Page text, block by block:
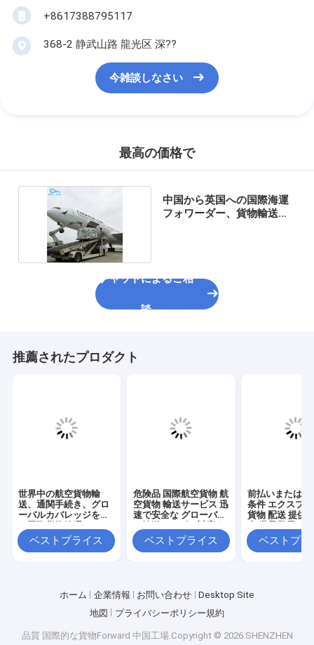
+8617388795117
368-2 静武山路 龍光区 深??
今雑談しなさい
最高の価格で
中国から英国への国際海運
フォワーダー、貨物輸送を
チャットによるご相
談
推薦されたプロダクト
世界中の航空貨物輸
送、通関手続き、グロ
ーバルカバレッジを含
ベストプライス
危険品 国際航空貨物 航
空貨物 輸送サービス 迅
速で安全な グローバル
るソリューション
ベストプライス
前払いまたは回
条件 エクスプ
貨物 配送 提供
航空貨物 サー
ベストプラ
ホーム 企業情報 お問い合わせ
Desktop Site
地図
プライバシーポリシー規約
品質 国際的な貨物Forward 中国工場.Copyright © 2026 SHENZHEN